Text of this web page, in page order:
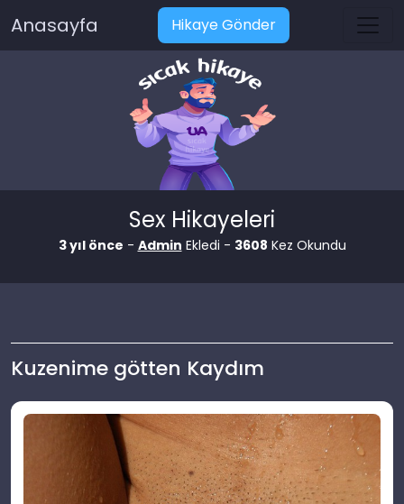
Anasayfa Hikaye Gönder
Sex Hikayeleri
3 yıl önce - Admin Ekledi - 3608 Kez Okundu
Kuzenime götten Kaydım